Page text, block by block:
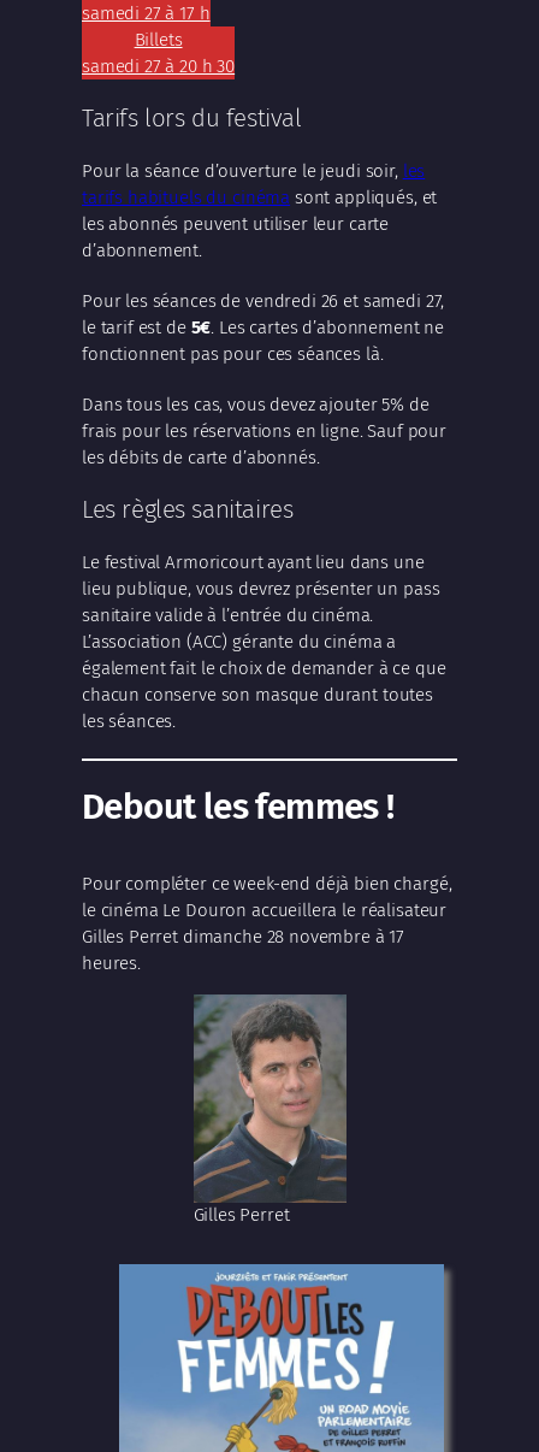
samedi 27 à 17 h
Billets
samedi 27 à 20 h 30
Tarifs lors du festival
Pour la séance d’ouverture le jeudi soir, les
tarifs habituels du cinéma sont appliqués, et
les abonnés peuvent utiliser leur carte
d’abonnement.
Pour les séances de vendredi 26 et samedi 27,
le tarif est de 5€. Les cartes d’abonnement ne
fonctionnent pas pour ces séances là.
Dans tous les cas, vous devez ajouter 5% de
frais pour les réservations en ligne. Sauf pour
les débits de carte d’abonnés.
Les règles sanitaires
Le festival Armoricourt ayant lieu dans une
lieu publique, vous devrez présenter un pass
sanitaire valide à l’entrée du cinéma.
L’association (ACC) gérante du cinéma a
également fait le choix de demander à ce que
chacun conserve son masque durant toutes
les séances.
Debout les femmes !
Pour compléter ce week-end déjà bien chargé,
le cinéma Le Douron accueillera le réalisateur
Gilles Perret dimanche 28 novembre à 17
heures.
Gilles Perret